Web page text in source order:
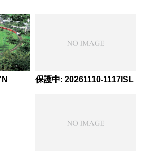
保護中: 20261110-1117ISL